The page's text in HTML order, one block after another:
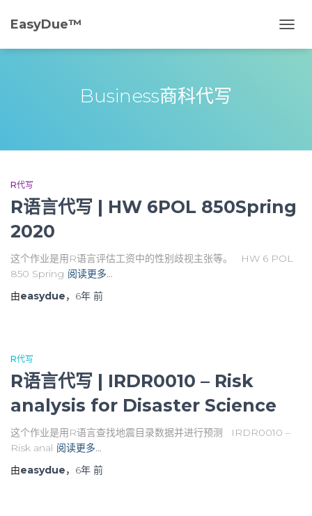
EasyDue™️
换
Business商科代写
R代写
R语言代写 | HW 6POL 850Spring
2020
这个作业是用R语言评估工资中的性别歧视主张等。 HW 6 POL
850 Spring 阅读更多…
由easydue， 6年 前
R代写
R语言代写 | IRDR0010 – Risk
analysis for Disaster Science
这个作业是用R语言查找地震目录数据并进行预测 IRDR0010 –
Risk anal 阅读更多…
由easydue， 6年 前